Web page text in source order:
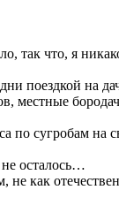
так что, я
на
местные
по сугробам на
осталось…
не как